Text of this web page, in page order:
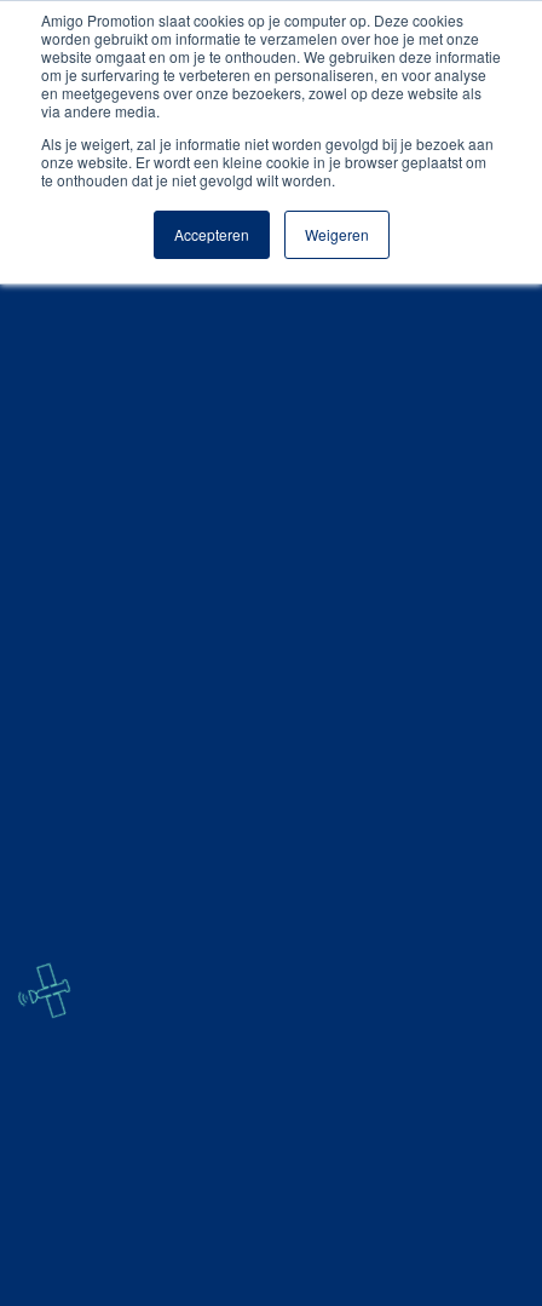
Amigo Promotion slaat cookies op je computer op. Deze cookies
worden gebruikt om informatie te verzamelen over hoe je met onze
website omgaat en om je te onthouden. We gebruiken deze informatie
om je surfervaring te verbeteren en personaliseren, en voor analyse
en meetgegevens over onze bezoekers, zowel op deze website als
via andere media.
Als je weigert, zal je informatie niet worden gevolgd bij je bezoek aan
onze website. Er wordt een kleine cookie in je browser geplaatst om
te onthouden dat je niet gevolgd wilt worden.
Accepteren Weigeren
Persoonlijk contact
Unieke producten